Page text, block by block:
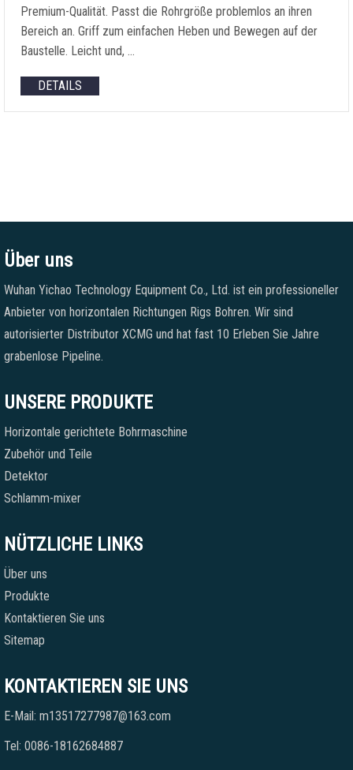
Premium-Qualität. Passt die Rohrgröße problemlos an ihren
Bereich an. Griff zum einfachen Heben und Bewegen auf der
Baustelle. Leicht und, …
DETAILS
Über uns
Wuhan Yichao Technology Equipment Co., Ltd. ist ein professioneller
Anbieter von horizontalen Richtungen Rigs Bohren. Wir sind
autorisierter Distributor XCMG und hat fast 10 Erleben Sie Jahre
grabenlose Pipeline.
UNSERE PRODUKTE
Horizontale gerichtete Bohrmaschine
Zubehör und Teile
Detektor
Schlamm-mixer
NÜTZLICHE LINKS
Über uns
Produkte
Kontaktieren Sie uns
Sitemap
KONTAKTIEREN SIE UNS
E-Mail: m13517277987@163.com
Tel: 0086-18162684887